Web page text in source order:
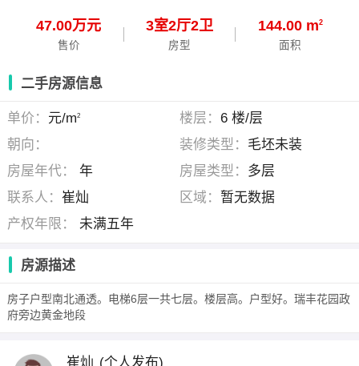
47.00万元
售价
3室2厅2卫
房型
144.00 m2
面积
二手房源信息
单价： 元/m2 楼层： 6 楼/层
朝向：
装修类型： 毛坯未装
房屋年代：
年 房屋类型： 多层
联系人：崔灿 区域： 暂无数据
产权年限：
未满五年
房源描述
房子户型南北通透。电梯6层一共七层。楼层高。户型好。瑞丰花园政
府旁边黄金地段
崔灿 (个人发布)